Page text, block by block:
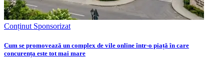
Conținut Sponsorizat
Cum se promovează un complex de vile online într-o piață în care
concurența este tot mai mare